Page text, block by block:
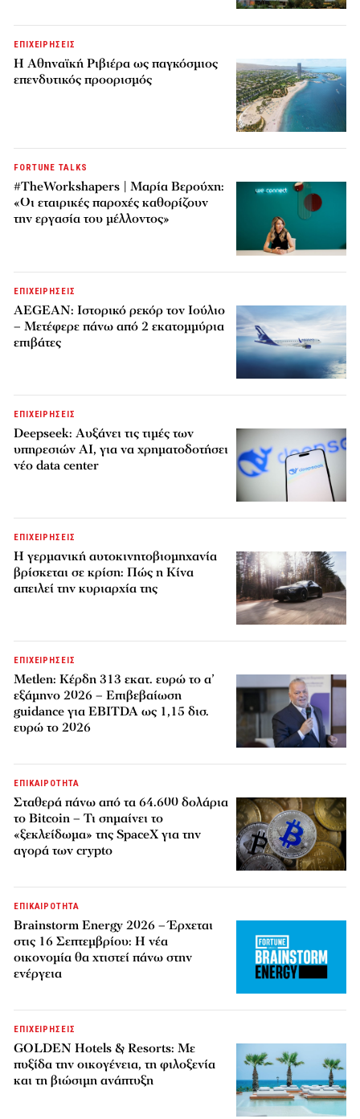
ΕΠΙΧΕΙΡΗΣΕΙΣ
Η Αθηναϊκή Ριβιέρα ως παγκόσμιος
επενδυτικός προορισμός
FORTUNE TALKS
#TheWorkshapers | Μαρία Βερούχη:
«Οι εταιρικές παροχές καθορίζουν
την εργασία του μέλλοντος»
ΕΠΙΧΕΙΡΗΣΕΙΣ
AEGEAN: Ιστορικό ρεκόρ τον Ιούλιο
– Μετέφερε πάνω από 2 εκατομμύρια
επιβάτες
ΕΠΙΧΕΙΡΗΣΕΙΣ
Deepseek: Αυξάνει τις τιμές των
υπηρεσιών AI, για να χρηματοδοτήσει
νέο data center
ΕΠΙΧΕΙΡΗΣΕΙΣ
Η γερμανική αυτοκινητοβιομηχανία
βρίσκεται σε κρίση: Πώς η Κίνα
απειλεί την κυριαρχία της
ΕΠΙΧΕΙΡΗΣΕΙΣ
Metlen: Κέρδη 313 εκατ. ευρώ το α’
εξάμηνο 2026 – Επιβεβαίωση
guidance για EBITDA ως 1,15 δισ.
ευρώ το 2026
ΕΠΙΚΑΙΡΟΤΗΤΑ
Σταθερά πάνω από τα 64.600 δολάρια
το Bitcoin – Τι σημαίνει το
«ξεκλείδωμα» της SpaceX για την
αγορά των crypto
ΕΠΙΚΑΙΡΟΤΗΤΑ
Brainstorm Energy 2026 – Έρχεται
στις 16 Σεπτεμβρίου: Η νέα
οικονομία θα χτιστεί πάνω στην
ενέργεια
ΕΠΙΧΕΙΡΗΣΕΙΣ
GOLDEN Hotels & Resorts: Με
πυξίδα την οικογένεια, τη φιλοξενία
και τη βιώσιμη ανάπτυξη